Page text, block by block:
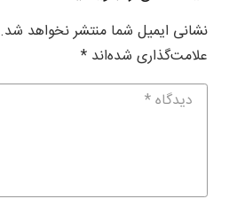
نشانی ایمیل شما منتشر نخواهد شد.
علامت‌گذاری شده‌اند *